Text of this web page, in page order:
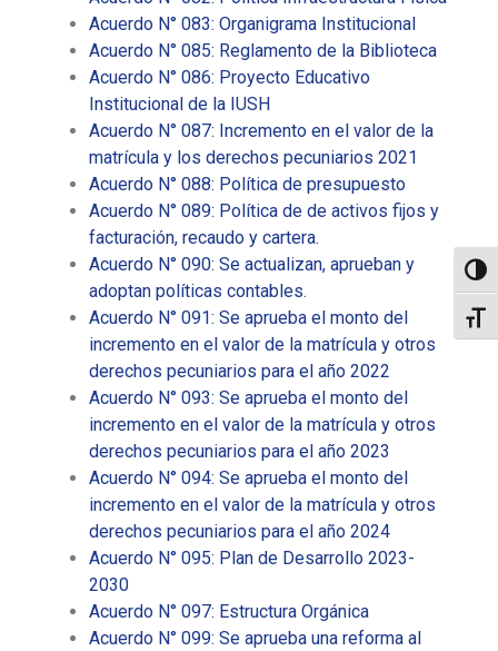
Acuerdo N° 083: Organigrama Institucional
Acuerdo N° 085: Reglamento de la Biblioteca
Acuerdo N° 086: Proyecto Educativo
Institucional de la IUSH
Acuerdo N° 087: Incremento en el valor de la
matrícula y los derechos pecuniarios 2021
Acuerdo N° 088: Política de presupuesto
Acuerdo N° 089: Política de de activos fijos y
facturación, recaudo y cartera.
Acuerdo N° 090: Se actualizan, aprueban y
adoptan políticas contables.
Acuerdo N° 091: Se aprueba el monto del
incremento en el valor de la matrícula y otros
derechos pecuniarios para el año 2022
Acuerdo N° 093: Se aprueba el monto del
incremento en el valor de la matrícula y otros
derechos pecuniarios para el año 2023
Acuerdo N° 094: Se aprueba el monto del
incremento en el valor de la matrícula y otros
derechos pecuniarios para el año 2024
Acuerdo N° 095: Plan de Desarrollo 2023-
2030
Acuerdo N° 097: Estructura Orgánica
Acuerdo N° 099: Se aprueba una reforma al